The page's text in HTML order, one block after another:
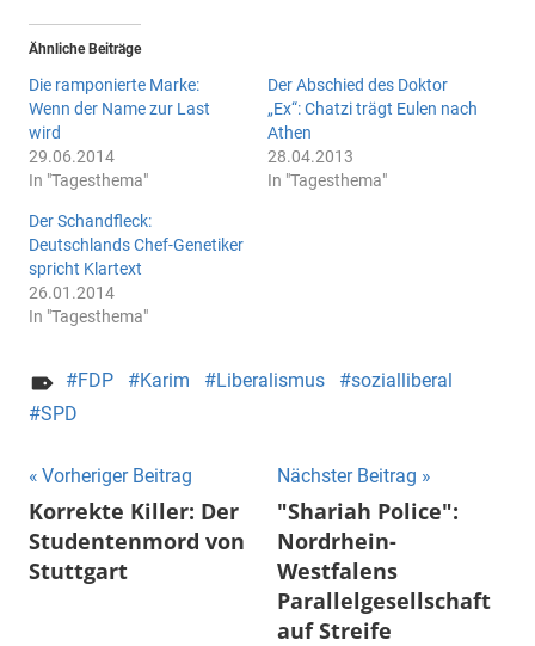
Ähnliche Beiträge
Die ramponierte Marke:
Wenn der Name zur Last
wird
29.06.2014
In "Tagesthema"
Der Abschied des Doktor
„Ex“: Chatzi trägt Eulen nach
Athen
28.04.2013
In "Tagesthema"
Der Schandfleck:
Deutschlands Chef-Genetiker
spricht Klartext
26.01.2014
In "Tagesthema"
FDP Karim Liberalismus
sozialliberal
SPD
Beitragsnavigation
Vorheriger Beitrag
Korrekte Killer: Der
Studentenmord von
Stuttgart
Nächster Beitrag
"Shariah Police":
Nordrhein-
Westfalens
Parallelgesellschaft
auf Streife